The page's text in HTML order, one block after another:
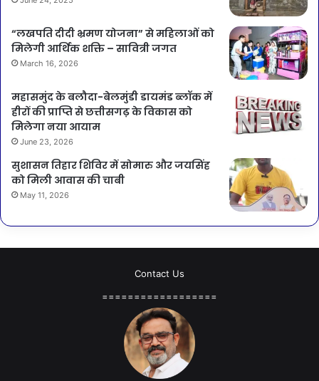
“लखपति दीदी भ्रमण योजना” से महिलाओं को
मिलेगी आर्थिक शक्ति – सावित्री जगत
March 16, 2026
महासमुंद के बलौदा-बेलमुंडी डायमंड ब्लॉक में
हीरों की प्राप्ति से छत्तीसगढ़ के विकास को
मिलेगा नया आयाम
June 23, 2026
सुशासन तिहार शिविर में सोमारु और जयसिंह
को मिली आवास की चाबी
May 11, 2026
Contact Us
==================